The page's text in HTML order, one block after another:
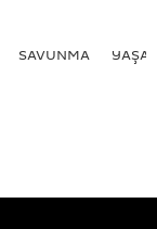
SAVUNMA